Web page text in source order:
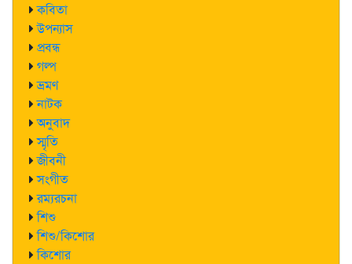
কবিতা
উপন্যাস
প্রবন্ধ
গল্প
ভ্রমণ
নাটক
অনুবাদ
স্মৃতি
জীবনী
সংগীত
রম্যরচনা
শিশু
শিশু/কিশোর
কিশোর